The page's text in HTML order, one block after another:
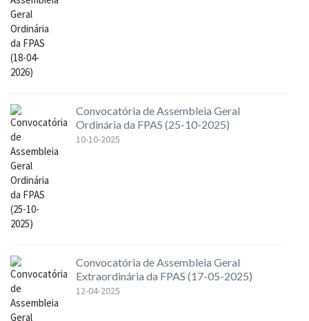
Convocatória de Assembleia Geral
Ordinária da FPAS (25-10-2025)
10-10-2025
Convocatória de Assembleia Geral
Extraordinária da FPAS (17-05-2025)
12-04-2025